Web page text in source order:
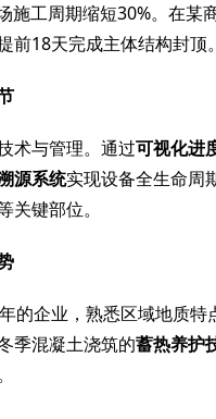
施工周期缩短30%。在某
18天完成主体结构封顶。
术与管理。通过可视化进
源系统实现设备全生命周
关键部位。
的企业，熟悉区域地质
季混凝土浇筑的蓄热养护